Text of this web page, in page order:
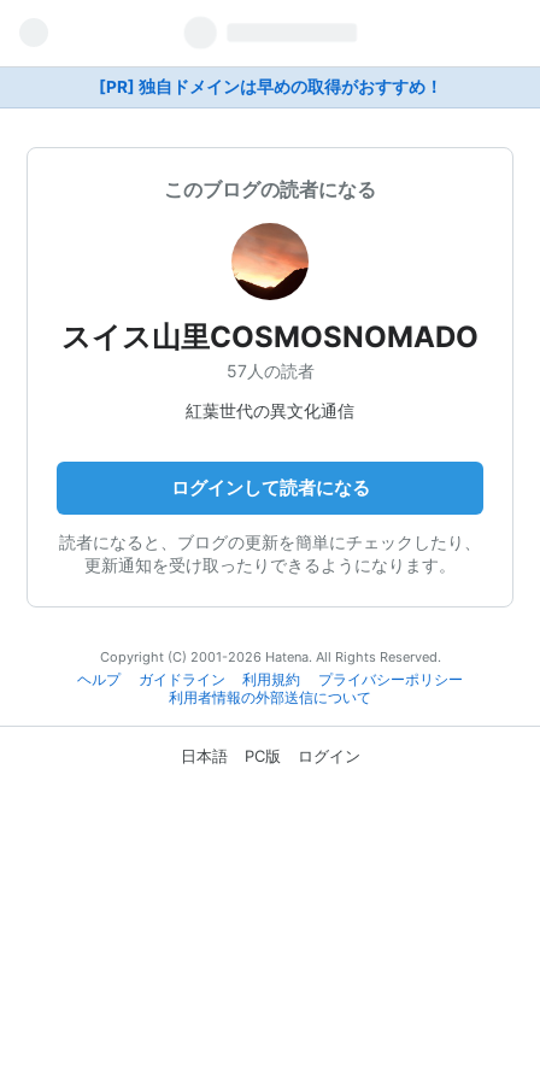
[PR] 独自ドメインは早めの取得がおすすめ！
このブログの読者になる
スイス山里COSMOSNOMADO
57人の読者
紅葉世代の異文化通信
ログインして読者になる
読者になると、ブログの更新を簡単にチェックしたり、
更新通知を受け取ったりできるようになります。
Copyright (C) 2001-2026 Hatena. All Rights Reserved.
ヘルプ
ガイドライン 利用規約
プライバシーポリシー
利用者情報の外部送信について
日本語 PC版 ログイン